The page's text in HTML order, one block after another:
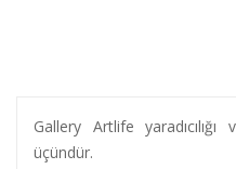
Gallery Artlife
üçündür.